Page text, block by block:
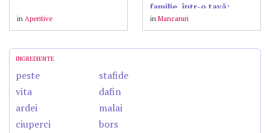
in Aperitive
familie, într-o tavă:
friptură de pui și
garnitură la cuptor
in Mancaruri
INGREDIENTE
peste
vita
ardei
ciuperci
stafide
dafin
malai
bors